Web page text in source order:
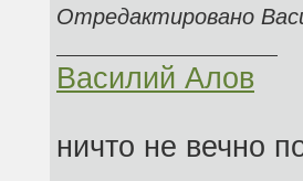
Отредактировано
Василий Алов
ничто не вечно